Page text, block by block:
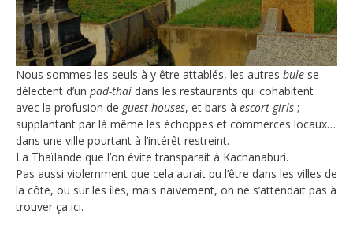
Nous sommes les seuls à y être attablés, les autres bule se
délectent d’un pad-thai dans les restaurants qui cohabitent
avec la profusion de guest-houses, et bars à escort-girls ;
supplantant par là même les échoppes et commerces locaux…
dans une ville pourtant à l’intérêt restreint.
La Thaïlande que l’on évite transparait à Kachanaburi.
Pas aussi violemment que cela aurait pu l’être dans les villes de
la côte, ou sur les îles, mais naïvement, on ne s’attendait pas à
trouver ça ici.